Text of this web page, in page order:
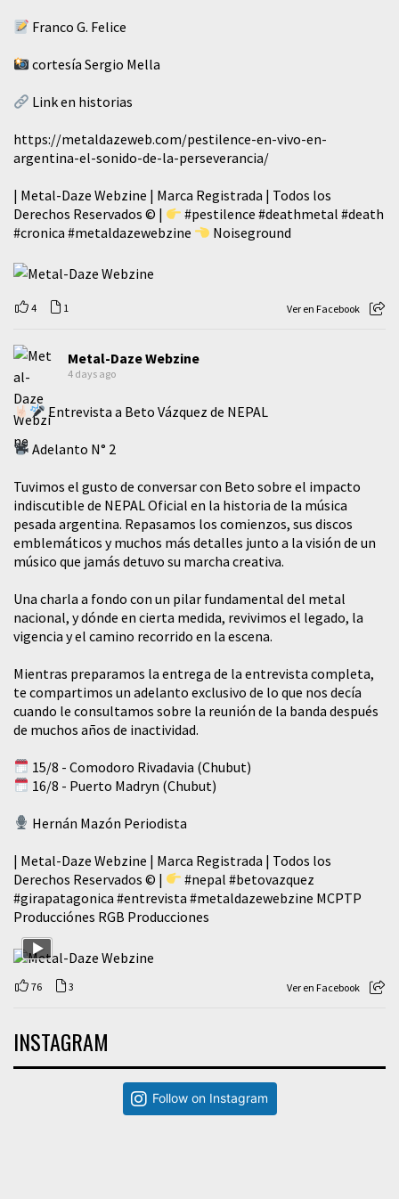
Franco G. Felice
cortesía Sergio Mella
Link en historias
https://metaldazeweb.com/pestilence-en-vivo-en-
argentina-el-sonido-de-la-perseverancia/
| Metal-Daze Webzine | Marca Registrada | Todos los
Derechos Reservados © |
#pestilence #deathmetal #death
#cronica #metaldazewebzine Noiseground
4 1 Ver en Facebook
Metal-Daze Webzine
4 days ago
Entrevista a Beto Vázquez de NEPAL
Adelanto N° 2
Tuvimos el gusto de conversar con Beto sobre el impacto
indiscutible de NEPAL Oficial en la historia de la música
pesada argentina. Repasamos los comienzos, sus discos
emblemáticos y muchos más detalles junto a la visión de un
músico que jamás detuvo su marcha creativa.
​Una charla a fondo con un pilar fundamental del metal
nacional, y dónde en cierta medida, revivimos el legado, la
vigencia y el camino recorrido en la escena.
Mientras preparamos la entrega de la entrevista completa,
te compartimos un adelanto exclusivo de lo que nos decía
cuando le consultamos sobre la reunión de la banda después
de muchos años de inactividad.
15/8 - Comodoro Rivadavia (Chubut)
16/8 - Puerto Madryn (Chubut)
Hernán Mazón Periodista
| Metal-Daze Webzine | Marca Registrada | Todos los
Derechos Reservados © |
#nepal #betovazquez
#girapatagonica #entrevista #metaldazewebzine MCPTP
Producciónes RGB Producciones
76 3 Ver en Facebook
INSTAGRAM
Follow on Instagram